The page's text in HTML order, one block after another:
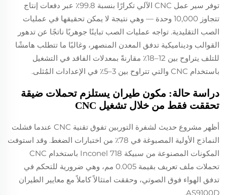
توفر سير عمل CNC الآلي تكرارًا بنسبة 99.8٪ عبر دفعات إنتاج
تتجاوز 10,000 وحدة — وهي نتيجة لا يمكن تحقيقها في عمليات
الصب التقليدية. تواجه عمليات الصب تباينًا جوهريًا ناتجًا عن تدهور
القوالب وديناميكية تدفق المعدن المنصهر، وغالبًا ما تتطلب هامشًا
للتلف يتراوح بين 12–18٪ مقارنةً بمعدلات الفاقد في التشغيل
باستخدام CNC والتي تتراوح بين 3–5٪ في الإعدادات المُثلى.
دراسة حالة: مكون طيران يستلزم تحملات ضيقة
تحققت فقط من خلال تشغيل CNC
أظهر مشروع حديث لشفرة التوربين تفوق تقنية CNC عندما فشلت
النماذج الأولية المصبوغة في 78٪ من اختبارات الضغط. وقد استوفت
المكونات المصنوعة من سبيكة Inconel 718 باستخدام CNC
تحملات ملف تعريف بقيمة 0.005 مم، وهي ضرورية للتحكم في
تدفق الهواء فوق الصوتي، وحققت امتثالاً كاملاً مع معايير الطيران
AS9100D.